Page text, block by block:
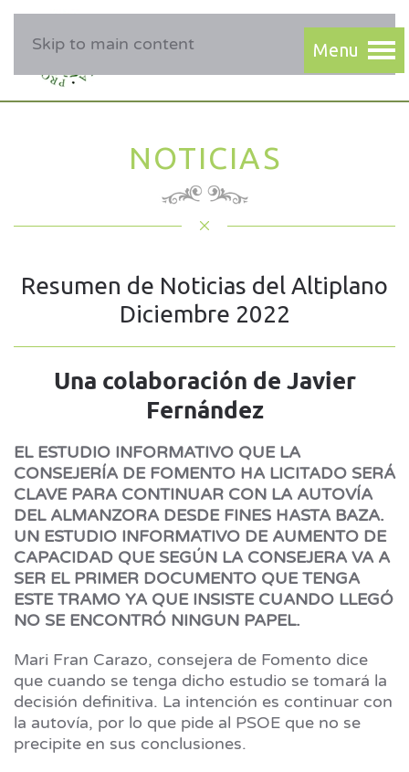
Skip to main content
NOTICIAS
Resumen de Noticias del Altiplano
Diciembre 2022
Una colaboración de Javier
Fernández
EL ESTUDIO INFORMATIVO QUE LA
CONSEJERÍA DE FOMENTO HA LICITADO SERÁ
CLAVE PARA CONTINUAR CON LA AUTOVÍA
DEL ALMANZORA DESDE FINES HASTA BAZA.
UN ESTUDIO INFORMATIVO DE AUMENTO DE
CAPACIDAD QUE SEGÚN LA CONSEJERA VA A
SER EL PRIMER DOCUMENTO QUE TENGA
ESTE TRAMO YA QUE INSISTE CUANDO LLEGÓ
NO SE ENCONTRÓ NINGUN PAPEL.
Mari Fran Carazo, consejera de Fomento dice
que cuando se tenga dicho estudio se tomará la
decisión definitiva. La intención es continuar con
la autovía, por lo que pide al PSOE que no se
precipite en sus conclusiones.